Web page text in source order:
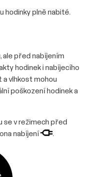
hodinky plně nabité.
ale před nabíjením
hodinek i nabíjecího
a vlhkost mohou
poškození hodinek a
se v režimech před
nabíjení
.